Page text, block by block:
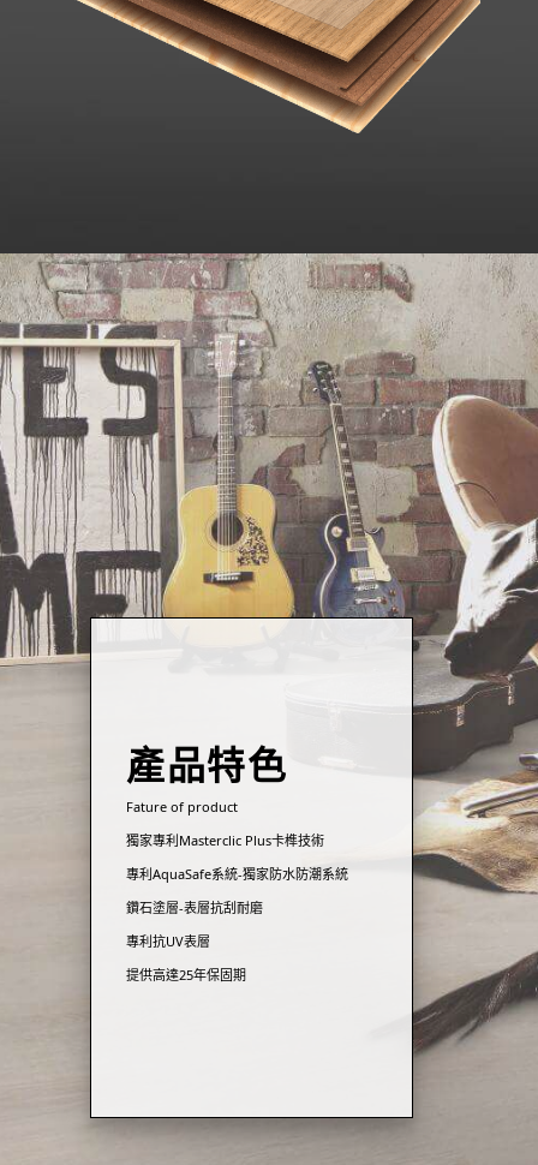
產品特色
Fature of product
獨家專利Masterclic Plus卡榫技術
專利AquaSafe系統-獨家防水防潮系統
鑽石塗層-表層抗刮耐磨
專利抗UV表層
提供高達25年保固期